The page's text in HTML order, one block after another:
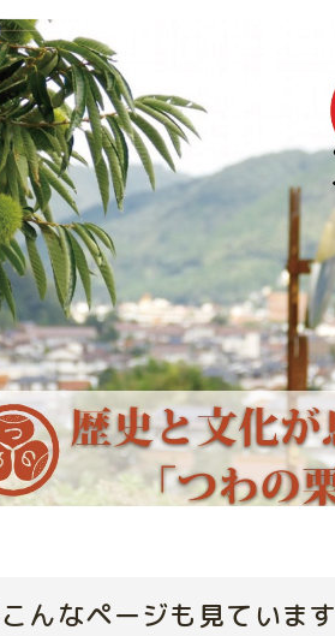
んなページも見ています